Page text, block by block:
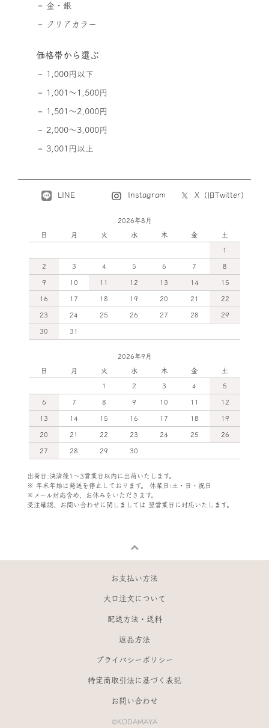
金・銀
クリアカラー
価格帯から選ぶ
1,000円以下
1,001～1,500円
1,501～2,000円
2,000～3,000円
3,001円以上
LINE Instagram X（旧Twitter）
2026年8月
日 月 火 水 木 金 土
1
2 3 4 5 6 7 8
9 10 11 12 13 14 15
16 17 18 19 20 21 22
23 24 25 26 27 28 29
30 31
2026年9月
日 月 火 水 木 金 土
1 2 3 4 5
6 7 8 9 10 11 12
13 14 15 16 17 18 19
20 21 22 23 24 25 26
27 28 29 30
出荷日:決済後1～3営業日以内に出荷いたします。
※ 年末年始は発送を停止しております。 休業日:土・日・祝日
※メール対応含め、お休みをいただきます。
受注確認、お問い合わせに関しましては 翌営業日に対応いたします。
お支払い方法
大口注文について
配送方法・送料
返品方法
プライバシーポリシー
特定商取引法に基づく表記
お問い合わせ
©KODAMAYA